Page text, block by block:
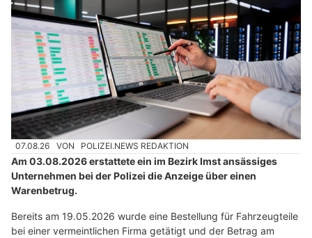
07.08.26 VON POLIZEI.NEWS REDAKTION
Am 03.08.2026 erstattete ein im Bezirk Imst ansässiges
Unternehmen bei der Polizei die Anzeige über einen
Warenbetrug.
Bereits am 19.05.2026 wurde eine Bestellung für Fahrzeugteile
bei einer vermeintlichen Firma getätigt und der Betrag am